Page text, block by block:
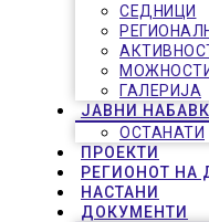
СЕДНИЦИ
ГАЛЕРИЈА
ЈАВНИ
ОСТАНАТИ
ПРОЕКТИ
РЕГИОНОТ НА
НАСТАНИ
ДОКУМЕНТИ